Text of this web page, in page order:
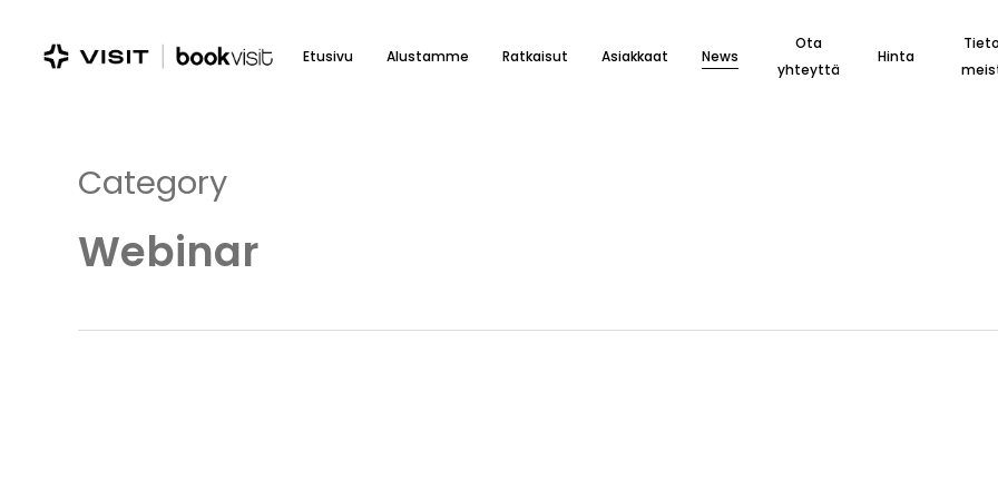
Etusivu Alustamme Ratkaisut Asiakkaat News
Ota
yhteyttä
Hinta
Category
Webinar